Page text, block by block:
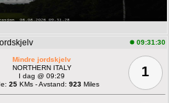
09:31:30
1
Mindre jordskjelv
NORTHERN ITALY
I dag @ 09:29
25 KMs - Avstand:923 Miles